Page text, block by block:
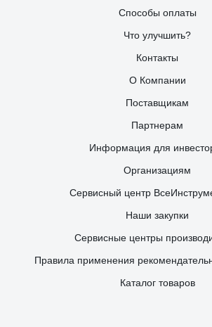
Способы оплаты
Что улучшить?
Контакты
О Компании
Поставщикам
Партнерам
Информация для
Организациям
Сервисный центр
Наши закупки
Сервисные центры
Правила применения
Каталог товаров